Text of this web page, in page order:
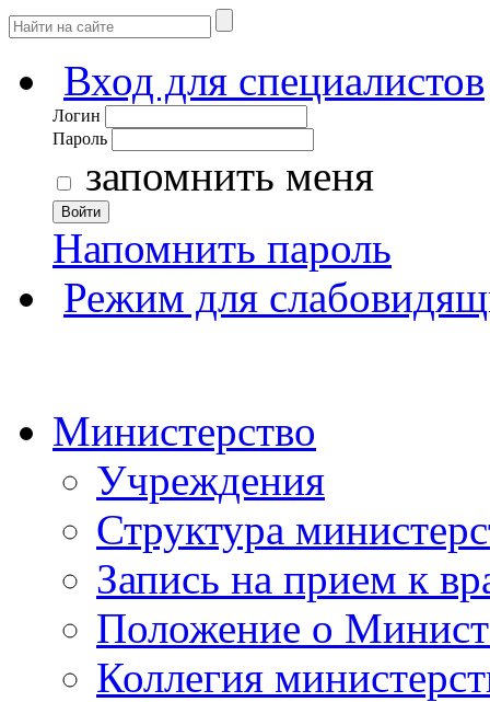
Вход для специалистов
Логин
Пароль
запомнить меня
Войти
Напомнить пароль
Режим для
Министерство
Учреждения
Структура
Запись на прием к
Положение о
Коллегия